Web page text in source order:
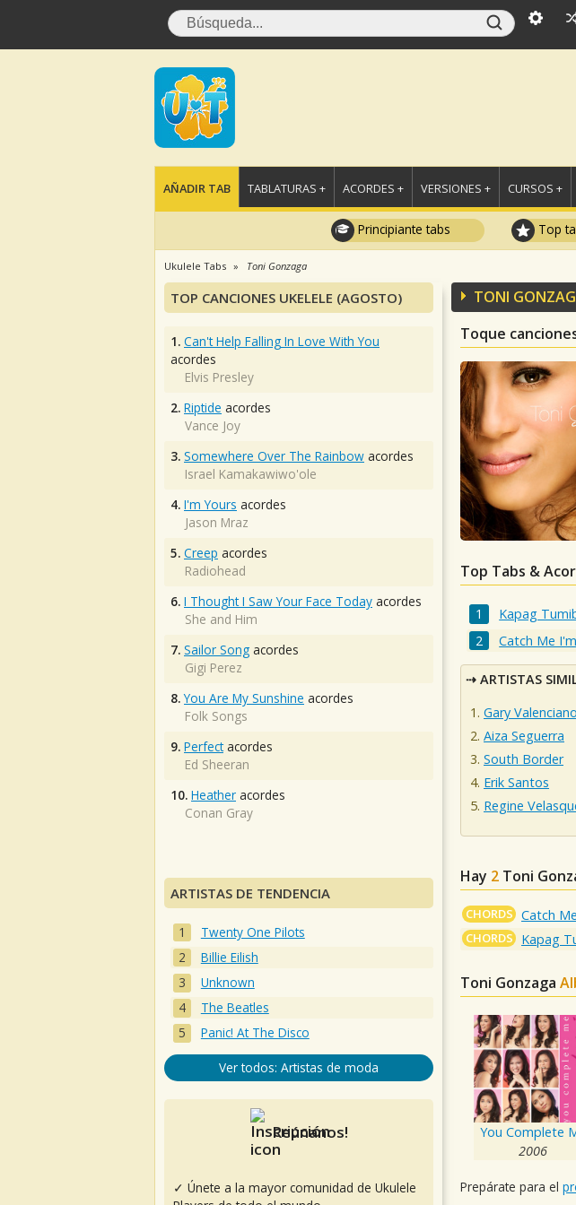
AÑADIR TAB TABLATURAS + ACORDES + VERSIONES + CURSOS +
Principiante tabs Top
Ukulele Tabs Toni Gonzaga
TONI
Toque
Top Tabs &
Kapag
Catch Me
ARTISTAS
Gary Valenciano
Aiza Seguerra
South Border
Erik Santos
Regine
Hay 2 Toni
CHORDS Catch
CHORDS Kapag
Toni Gonzaga
You Complete
2006
Prepárate para el
TOP CANCIONES UKELELE (AGOSTO)
1. Can't Help Falling In Love With You
acordes
Elvis Presley
2. Riptide acordes
Vance Joy
3. Somewhere Over The Rainbow acordes
Israel Kamakawiwo'ole
4. I'm Yours acordes
Jason Mraz
5. Creep acordes
Radiohead
6. I Thought I Saw Your Face Today acordes
She and Him
7. Sailor Song acordes
Gigi Perez
8. You Are My Sunshine acordes
Folk Songs
9. Perfectacordes
Ed Sheeran
10. Heather acordes
Conan Gray
ARTISTAS DE TENDENCIA
Twenty One Pilots
Billie Eilish
Unknown
The Beatles
Panic! At The Disco
Ver todos: Artistas de moda
Reúnanos!
✓ Únete a la mayor comunidad de Ukulele